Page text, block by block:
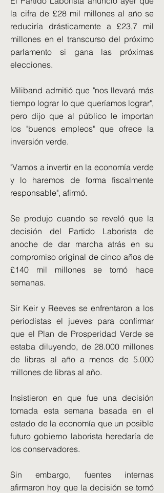
la cifra de £28 mil millones al año se
reduciría drásticamente a £23,7 mil
millones en el transcurso del próximo
parlamento si gana las próximas
elecciones.
Miliband admitió que "nos llevará más
tiempo lograr lo que queríamos lograr",
pero dijo que al público le importan
los "buenos empleos" que ofrece la
inversión verde.
"Vamos a invertir en la economía verde
y lo haremos de forma fiscalmente
responsable", afirmó.
Se produjo cuando se reveló que la
decisión del Partido Laborista de
anoche de dar marcha atrás en su
compromiso original de cinco años de
£140 mil millones se tomó hace
semanas.
Sir Keir y Reeves se enfrentaron a los
periodistas el jueves para confirmar
que el Plan de Prosperidad Verde se
estaba diluyendo, de 28.000 millones
de libras al año a menos de 5.000
millones de libras al año.
Insistieron en que fue una decisión
tomada esta semana basada en el
estado de la economía que un posible
futuro gobierno laborista heredaría de
los conservadores.
Sin embargo, fuentes internas
afirmaron hoy que la decisión se tomó